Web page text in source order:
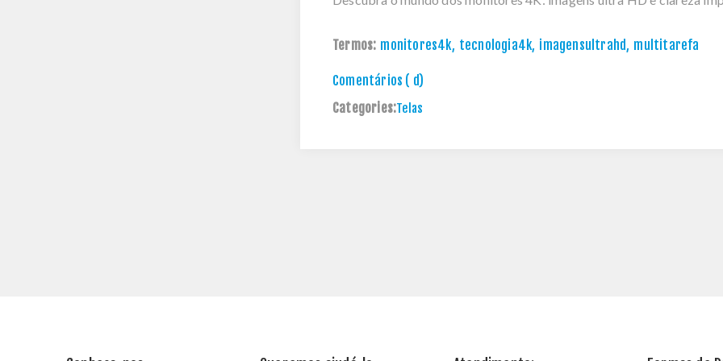
Termos: monitores4k, tecnologia4k, imagensultrahd, multitarefa
Comentários ( d)
Categories:Telas